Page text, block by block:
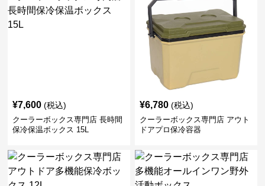
¥7,600 (税込)
クーラーボックス専門店 長時間
保冷保温ボックス 15L
¥6,780 (税込)
クーラーボックス専門店 アウト
ドアプロ保冷容器